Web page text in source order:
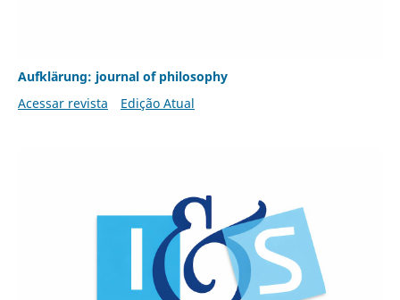
Aufklärung: journal of philosophy
Acessar revista
Edição Atual